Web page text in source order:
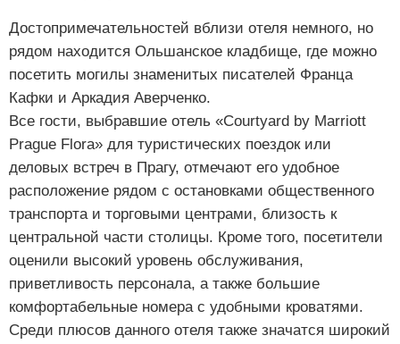
Достопримечательностей вблизи отеля немного, но
рядом находится Ольшанское кладбище, где можно
посетить могилы знаменитых писателей Франца
Кафки и Аркадия Аверченко.
Все гости, выбравшие отель «Courtyard by Marriott
Prague Flora» для туристических поездок или
деловых встреч в Прагу, отмечают его удобное
расположение рядом с остановками общественного
транспорта и торговыми центрами, близость к
центральной части столицы. Кроме того, посетители
оценили высокий уровень обслуживания,
приветливость персонала, а также большие
комфортабельные номера с удобными кроватями.
Среди плюсов данного отеля также значатся широкий